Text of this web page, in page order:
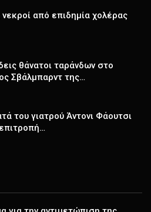
από επιδημία χολέρας
θάνατοι ταράνδων στο
Σβάλμπαρντ της…
του γιατρού Άντονι Φάουτσι